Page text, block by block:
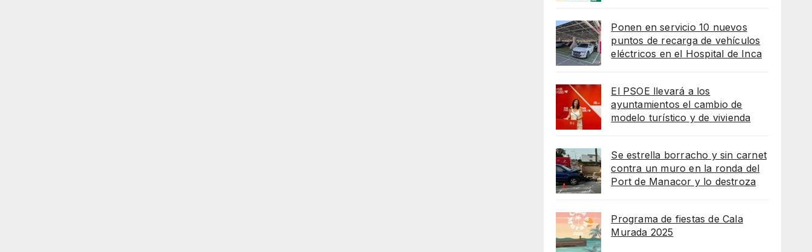
Ponen en servicio 10 nuevos
puntos de recarga de vehículos
eléctricos en el Hospital de Inca
El PSOE llevará a los
ayuntamientos el cambio de
modelo turístico y de vivienda
Se estrella borracho y sin carnet
contra un muro en la ronda del
Port de Manacor y lo destroza
Programa de fiestas de Cala
Murada 2025